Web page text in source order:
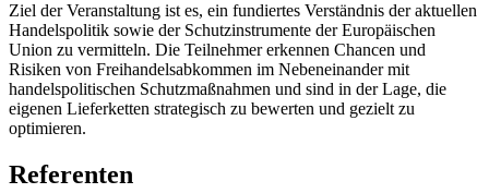
Ziel der Veranstaltung ist es, ein fundiertes Verständnis der aktuellen
Handelspolitik sowie der Schutzinstrumente der Europäischen
Union zu vermitteln. Die Teilnehmer erkennen Chancen und
Risiken von Freihandelsabkommen im Nebeneinander mit
handelspolitischen Schutzmaßnahmen und sind in der Lage, die
eigenen Lieferketten strategisch zu bewerten und gezielt zu
optimieren.
Referenten